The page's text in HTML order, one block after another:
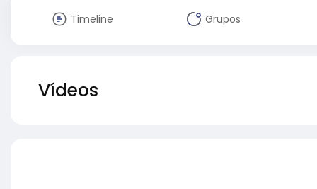
Timeline Grupos
Vídeos